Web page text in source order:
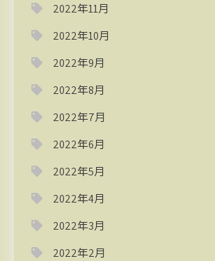
2022年11月
2022年10月
2022年9月
2022年8月
2022年7月
2022年6月
2022年5月
2022年4月
2022年3月
2022年2月